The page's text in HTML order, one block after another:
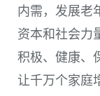
内需，发展老
资本和社会力
积极、健康、
让千万个家庭